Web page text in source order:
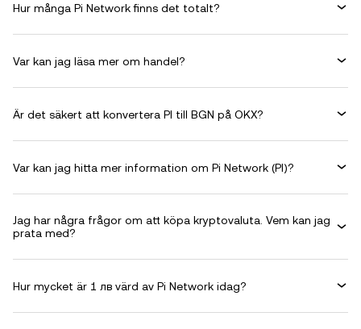
Hur många Pi Network finns det totalt?
Var kan jag läsa mer om handel?
Är det säkert att konvertera PI till BGN på OKX?
Var kan jag hitta mer information om Pi Network (PI)?
Jag har några frågor om att köpa kryptovaluta. Vem kan jag
prata med?
Hur mycket är 1 лв värd av Pi Network idag?